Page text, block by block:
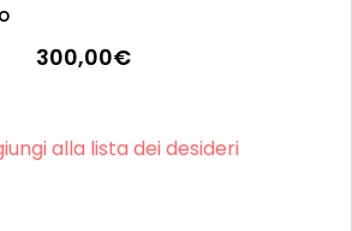
300,00€
alla lista dei desideri